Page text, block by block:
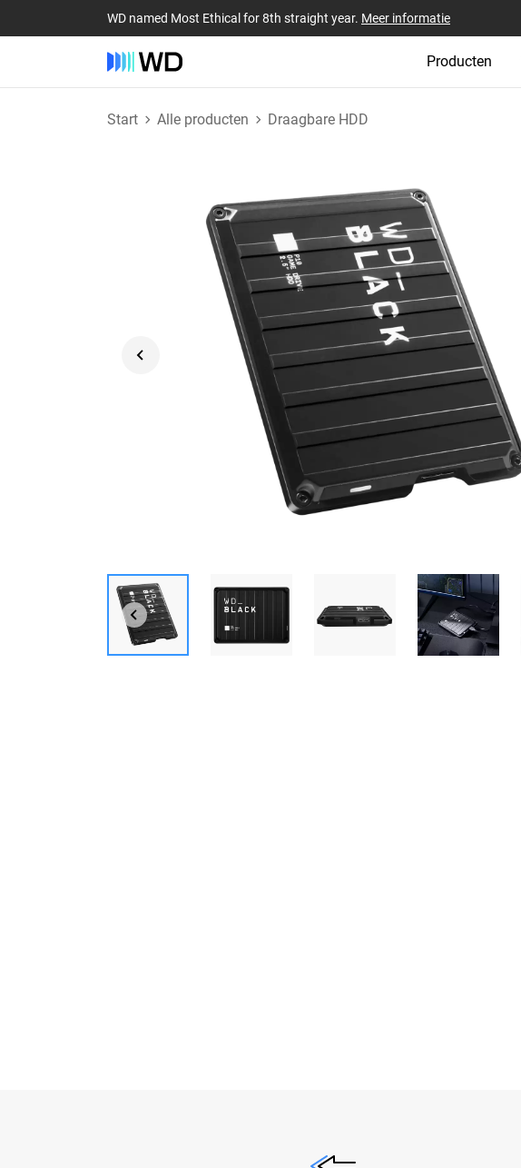
WD named Most Ethical for 8th straight year. Meer informatie
Producten
Start Alle producten Draagbare HDD